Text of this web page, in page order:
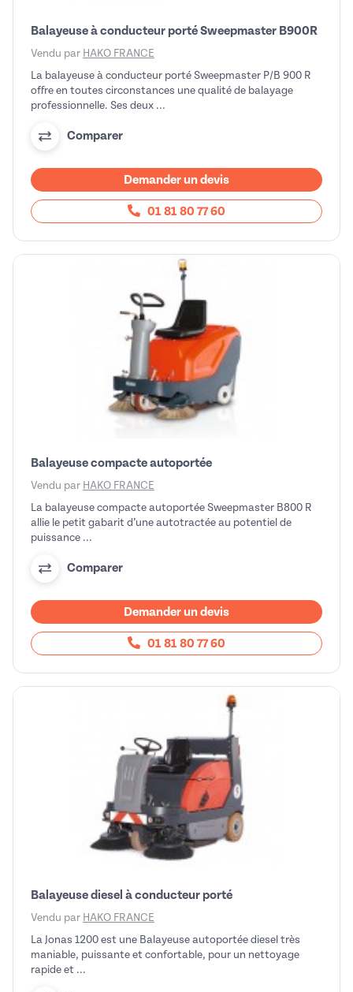
Balayeuse à conducteur porté Sweepmaster B900R
Vendu par HAKO FRANCE
La balayeuse à conducteur porté Sweepmaster P/B 900 R
offre en toutes circonstances une qualité de balayage
professionnelle. Ses deux ...
Comparer
Demander un devis
01 81 80 77 60
Balayeuse compacte autoportée
Vendu par HAKO FRANCE
La balayeuse compacte autoportée Sweepmaster B800 R
allie le petit gabarit d’une autotractée au potentiel de
puissance ...
Comparer
Demander un devis
01 81 80 77 60
Balayeuse diesel à conducteur porté
Vendu par HAKO FRANCE
La Jonas 1200 est une Balayeuse autoportée diesel très
maniable, puissante et confortable, pour un nettoyage
rapide et ...